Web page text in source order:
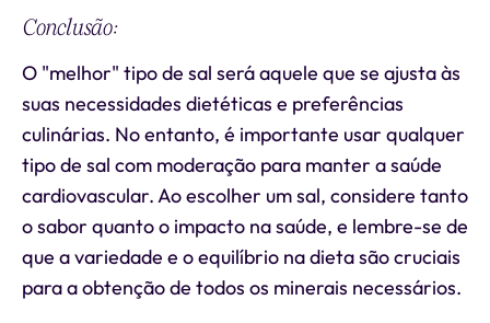
Conclusão:
O "melhor" tipo de sal será aquele que se ajusta às
suas necessidades dietéticas e preferências
culinárias. No entanto, é importante usar qualquer
tipo de sal com moderação para manter a saúde
cardiovascular. Ao escolher um sal, considere tanto
o sabor quanto o impacto na saúde, e lembre-se de
que a variedade e o equilíbrio na dieta são cruciais
para a obtenção de todos os minerais necessários.